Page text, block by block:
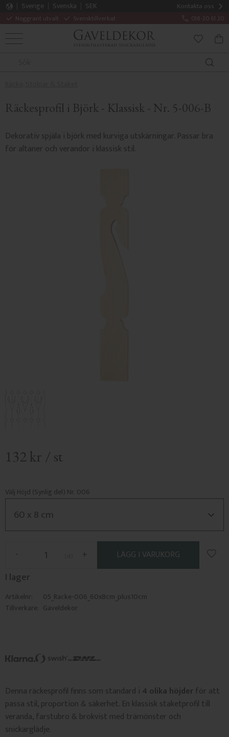
Kontakta oss
Noggrant utvalt Svensktillverkat 018-20 61 20
Sverige Svenska
SEK
MENY
Räckesprofil i Björk - Klassisk - Nr. 5-006-B
Dekorativ spjäla i björk med kurviga utskärningar. Passar bra
för altaner och verandor i klassisk stil.
132 kr / st
Välj Höjd (Synlig del) Nr. 006
+
-
I lager
Artikelnr
05_Racke-006_60x8cm_plus10cm
Tillverkare Gaveldekor
Denna räckesprofil finns som standard i 4 olika höjderför att
passa stil, proportion & säkerhet. En klassisk staketprofil till
veranda, farstubro & brokvist med trämönster och
snickarglädje.